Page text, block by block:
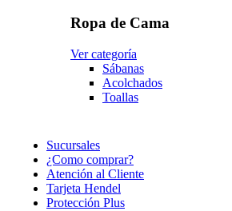
Ropa de Cama
Ver categoría
Sábanas
Acolchados
Toallas
Sucursales
¿Como comprar?
Atención al Cliente
Tarjeta Hendel
Protección Plus